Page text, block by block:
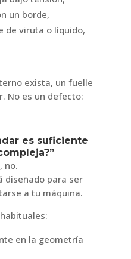
un borde,
de viruta o líquido,
exista, un fuelle
No es un defecto:
es suficiente
no.
diseñado para ser
a tu máquina.
en la geometría